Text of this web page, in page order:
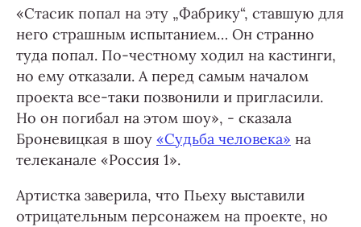
«Стасик попал на эту „Фабрику“, ставшую для
него страшным испытанием… Он странно
туда попал. По-честному ходил на кастинги,
но ему отказали. А перед самым началом
проекта все-таки позвонили и пригласили.
Но он погибал на этом шоу», - сказала
Броневицкая в шоу «Судьба человека» на
телеканале «Россия 1».
Артистка заверила, что Пьеху выставили
отрицательным персонажем на проекте, но